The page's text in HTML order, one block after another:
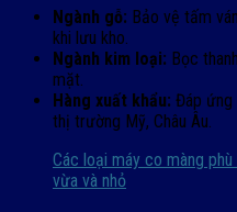
Ngành gỗ: Bảo vệ tấm
khi lưu kho.
Ngành kim loại: Bọc
mặt.
Hàng xuất khẩu: Đáp ứng
thị trường Mỹ, Châu Âu.
Các loại máy co màng
vừa và nhỏ